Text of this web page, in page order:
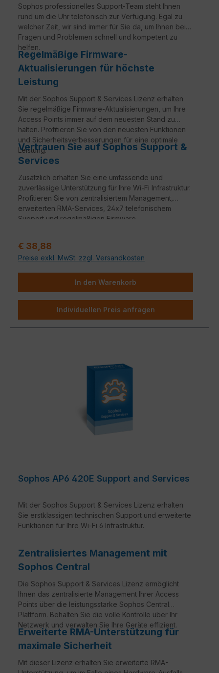
Sophos professionelles Support-Team steht Ihnen
rund um die Uhr telefonisch zur Verfügung. Egal zu
welcher Zeit, wir sind immer für Sie da, um Ihnen bei
Fragen und Problemen schnell und kompetent zu
helfen.
Regelmäßige Firmware-
Aktualisierungen für höchste
Leistung
Mit der Sophos Support & Services Lizenz erhalten
Sie regelmäßige Firmware-Aktualisierungen, um Ihre
Access Points immer auf dem neuesten Stand zu
halten. Profitieren Sie von den neuesten Funktionen
und Sicherheitsverbesserungen für eine optimale
Leistung.
Vertrauen Sie auf Sophos Support &
Services
Zusätzlich erhalten Sie eine umfassende und
zuverlässige Unterstützung für Ihre Wi-Fi Infrastruktur.
Profitieren Sie von zentralisiertem Management,
erweiterten RMA-Services, 24x7 telefonischem
Support und regelmäßigen Firmware-
Regulärer Preis:
€ 38,88
Preise exkl. MwSt. zzgl. Versandkosten
In den Warenkorb
Individuellen Preis anfragen
Sophos AP6 420E Support and Services
Mit der Sophos Support & Services Lizenz erhalten
Sie erstklassigen technischen Support und erweiterte
Funktionen für Ihre Wi-Fi 6 Infrastruktur.
Zentralisiertes Management mit
Sophos Central
Die Sophos Support & Services Lizenz ermöglicht
Ihnen das zentralisierte Management Ihrer Access
Points über die leistungsstarke Sophos Central
Plattform. Behalten Sie die volle Kontrolle über Ihr
Netzwerk und verwalten Sie Ihre Geräte effizient.
Erweiterte RMA-Unterstützung für
maximale Sicherheit
Mit dieser Lizenz erhalten Sie erweiterte RMA-